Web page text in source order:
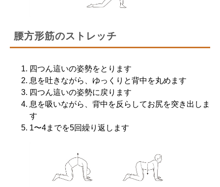
腰方形筋のストレッチ
四つん這いの姿勢をとります
息を吐きながら、ゆっくりと背中を丸めます
四つん這いの姿勢に戻ります
息を吸いながら、背中を反らしてお尻を突き出しま
す
1〜4までを5回繰り返します